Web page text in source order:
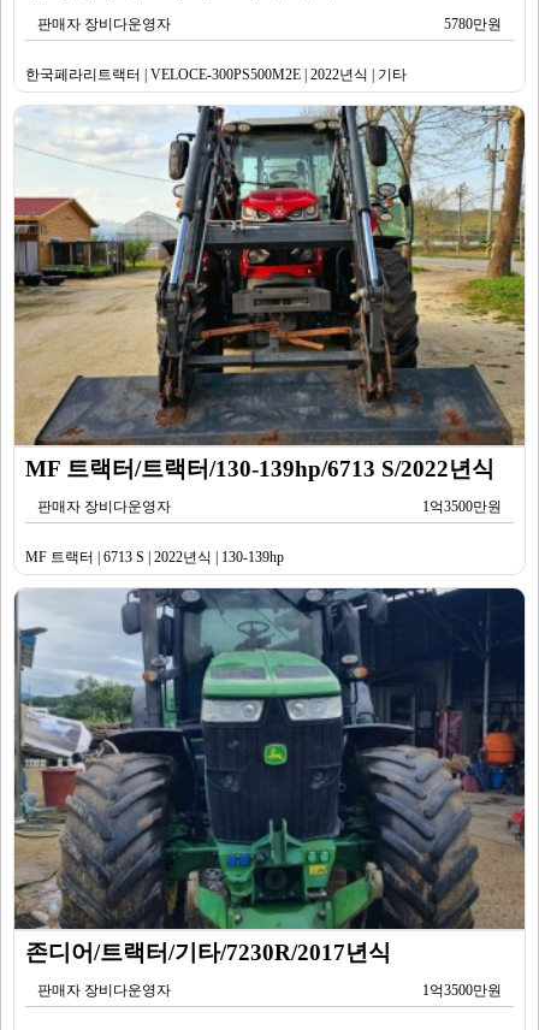
판매자 장비다운영자 5780만원
한국페라리트랙터 | VELOCE-300PS500M2E | 2022년식 | 기타
MF 트랙터/트랙터/130-139hp/6713 S/2022년식
판매자 장비다운영자 1억3500만원
MF 트랙터 | 6713 S | 2022년식 | 130-139hp
존디어/트랙터/기타/7230R/2017년식
판매자 장비다운영자 1억3500만원